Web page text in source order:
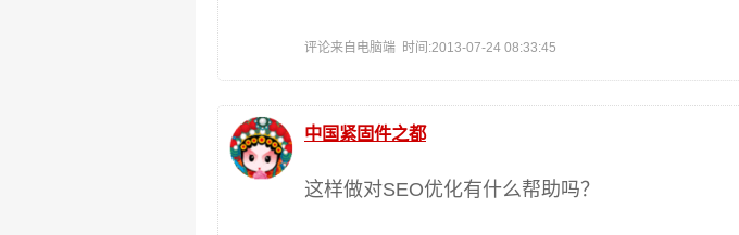
评论来自电脑端 时间:2013-07-24 08:33:45
中国紧固件之都
这样做对SEO优化有什么帮助吗？